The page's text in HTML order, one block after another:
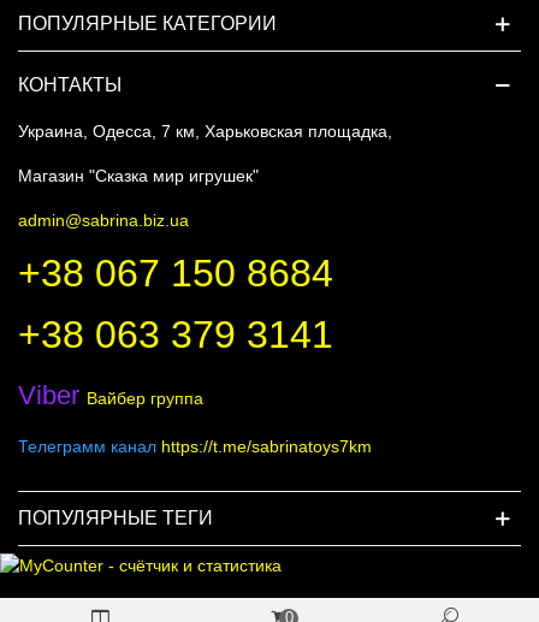
ПОПУЛЯРНЫЕ КАТЕГОРИИ
КОНТАКТЫ
Украина, Одесса, 7 км, Харьковская площадка,
Магазин "Сказка мир игрушек"
admin@sabrina.biz.ua
+38 067 150 8684
+38 063 379 3141
Viber Вайбер группа
Телеграмм канал https://t.me/sabrinatoys7km
ПОПУЛЯРНЫЕ ТЕГИ
0